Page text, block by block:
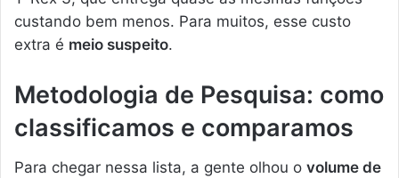
custando bem menos. Para muitos, esse custo
extra é meio suspeito.
Metodologia de Pesquisa: como
classificamos e comparamos
Para chegar nessa lista, a gente olhou o volume de